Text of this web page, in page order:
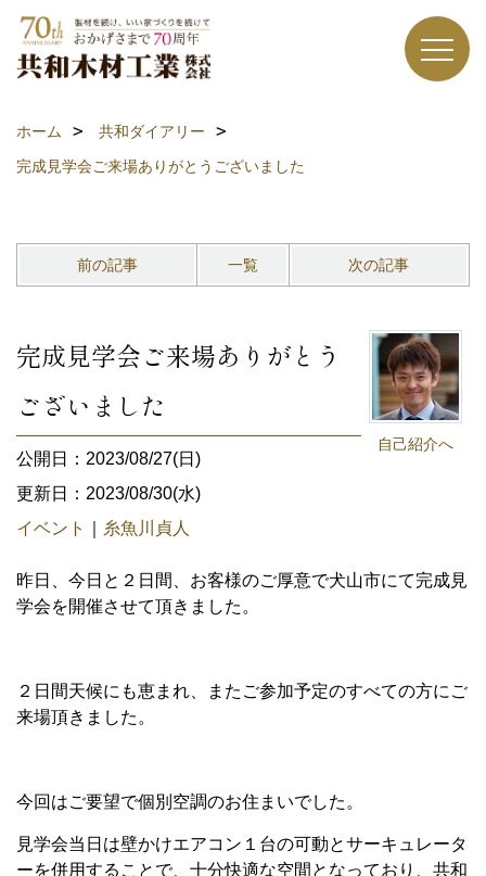
ホーム
共和ダイアリー
完成見学会ご来場ありがとうございました
前の記事 一覧 次の記事
自己紹介へ
完成見学会ご来場ありがとう
ございました
公開日：2023/08/27(日)
更新日：2023/08/30(水)
イベント
糸魚川貞人
昨日、今日と２日間、お客様のご厚意で犬山市にて完成見
学会を開催させて頂きました。
２日間天候にも恵まれ、またご参加予定のすべての方にご
来場頂きました。
今回はご要望で個別空調のお住まいでした。
見学会当日は壁かけエアコン１台の可動とサーキュレータ
ーを併用することで、十分快適な空間となっており、共和